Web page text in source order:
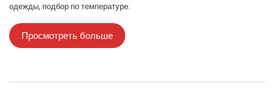
одежды, подбор по температуре.
Просмотреть больше